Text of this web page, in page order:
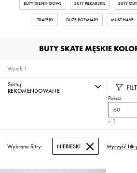
BUTY TRENINGOWE BUTY PIŁKARSKIE BUTY
TRAPERY DUŻE ROZMIARY MUST HAVE
BUTY SKATE MĘSKIE
1
Wynik
Sortuj:
REKOMENDOWANE
Pokaż
60
z 1
Wybrane filtry: NIEBIESKI Wyczyść